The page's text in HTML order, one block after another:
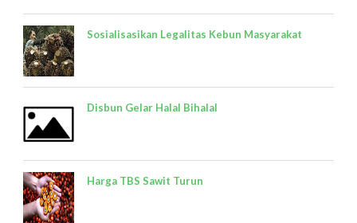
Sosialisasikan Legalitas Kebun Masyarakat
Disbun Gelar Halal Bihalal
Harga TBS Sawit Turun